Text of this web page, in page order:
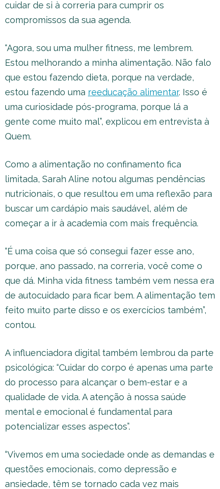
cuidar de si à correria para cumprir os
compromissos da sua agenda.
“Agora, sou uma mulher fitness, me lembrem.
Estou melhorando a minha alimentação. Não falo
que estou fazendo dieta, porque na verdade,
estou fazendo uma reeducação alimentar. Isso é
uma curiosidade pós-programa, porque lá a
gente come muito mal”, explicou em entrevista à
Quem.
Como a alimentação no confinamento fica
limitada, Sarah Aline notou algumas pendências
nutricionais, o que resultou em uma reflexão para
buscar um cardápio mais saudável, além de
começar a ir à academia com mais frequência.
“É uma coisa que só consegui fazer esse ano,
porque, ano passado, na correria, você come o
que dá. Minha vida fitness também vem nessa era
de autocuidado para ficar bem. A alimentação tem
feito muito parte disso e os exercícios também”,
contou.
A influenciadora digital também lembrou da parte
psicológica: “Cuidar do corpo é apenas uma parte
do processo para alcançar o bem-estar e a
qualidade de vida. A atenção à nossa saúde
mental e emocional é fundamental para
potencializar esses aspectos”.
“Vivemos em uma sociedade onde as demandas e
questões emocionais, como depressão e
ansiedade, têm se tornado cada vez mais